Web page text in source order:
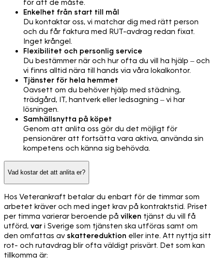
för att de måste.
Enkelhet från start till mål
Du kontaktar oss, vi matchar dig med rätt person
och du får faktura med RUT-avdrag redan fixat.
Inget krångel.
Flexibilitet och personlig service
Du bestämmer när och hur ofta du vill ha hjälp – och
vi finns alltid nära till hands via våra lokalkontor.
Tjänster för hela hemmet
Oavsett om du behöver hjälp med städning,
trädgård, IT, hantverk eller ledsagning – vi har
lösningen.
Samhällsnytta på köpet
Genom att anlita oss gör du det möjligt för
pensionärer att fortsätta vara aktiva, använda sin
kompetens och känna sig behövda.
Vad kostar det att anlita er?
Hos Veterankraft betalar du enbart för de timmar som
arbetet kräver och med inget krav på kontraktstid. Priset
per timma varierar beroende på vilken tjänst du vill få
utförd, var i Sverige som tjänsten ska utföras samt om
den omfattas av skattereduktion eller inte. Att nyttja sitt
rot- och rutavdrag blir ofta väldigt prisvärt. Det som kan
tillkomma är: